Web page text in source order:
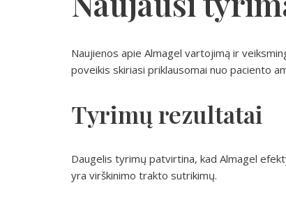
Naujienos apie Almagel vartojimą ir
poveikis skiriasi priklausomai nuo paciento
Tyrimų rezultatai
Daugelis tyrimų patvirtina, kad Almagel
yra virškinimo trakto sutrikimų.